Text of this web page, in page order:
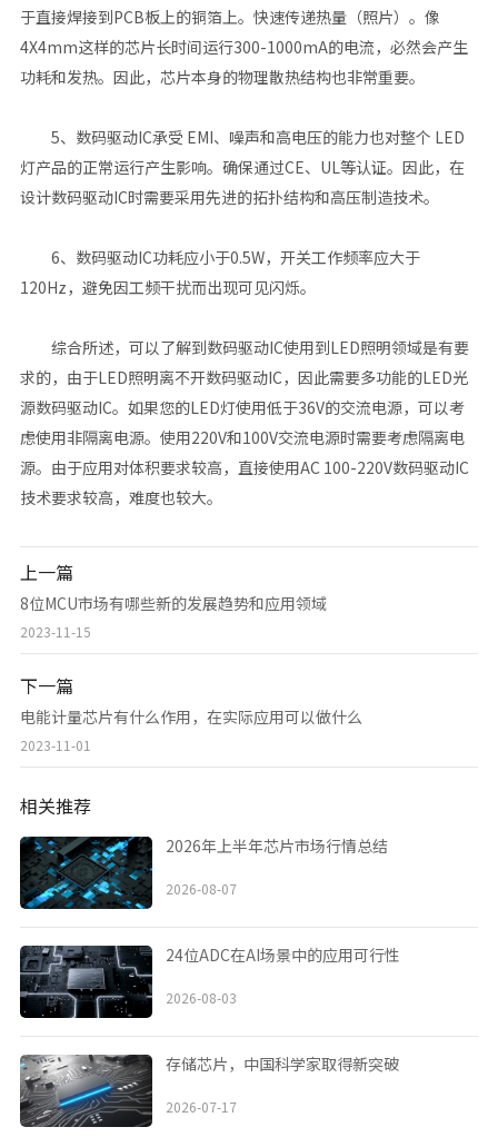
于直接焊接到PCB板上的铜箔上。快速传递热量（照片）。像
4X4mm这样的芯片长时间运行300-1000mA的电流，必然会产生
功耗和发热。因此，芯片本身的物理散热结构也非常重要。
5、数码驱动IC承受 EMI、噪声和高电压的能力也对整个 LED
灯产品的正常运行产生影响。确保通过CE、UL等认证。因此，在
设计数码驱动IC时需要采用先进的拓扑结构和高压制造技术。
6、数码驱动IC功耗应小于0.5W，开关工作频率应大于
120Hz，避免因工频干扰而出现可见闪烁。
综合所述，可以了解到数码驱动IC使用到LED照明领域是有要
求的，由于LED照明离不开数码驱动IC，因此需要多功能的LED光
源数码驱动IC。如果您的LED灯使用低于36V的交流电源，可以考
虑使用非隔离电源。使用220V和100V交流电源时需要考虑隔离电
源。由于应用对体积要求较高，直接使用AC 100-220V数码驱动IC
技术要求较高，难度也较大。
上一篇
8位MCU市场有哪些新的发展趋势和应用领域
2023-11-15
下一篇
电能计量芯片有什么作用，在实际应用可以做什么
2023-11-01
相关推荐
2026年上半年芯片市场行情总结
2026-08-07
24位ADC在AI场景中的应用可行性
2026-08-03
存储芯片，中国科学家取得新突破
2026-07-17